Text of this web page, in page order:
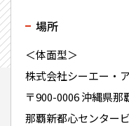
場所
＜体面型＞
株式会社シーエー・
〒900-0006 沖縄県
那覇新都心センター